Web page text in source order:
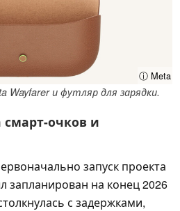
ⓘ Meta
Wayfarer и футляр для зарядки.
смарт-очков и
запуск проекта
запланирован на конец 2026
с задержками,